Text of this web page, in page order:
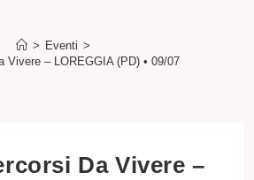
> Eventi >
Vivere – LOREGGIA (PD) • 09/07/2024
Da Vivere –